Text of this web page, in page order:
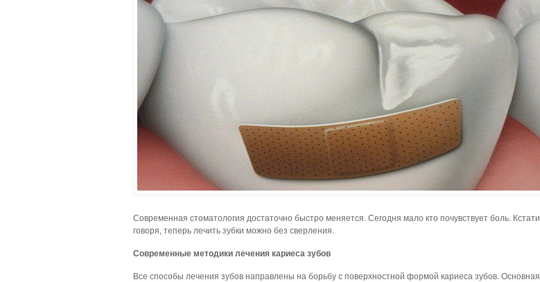
Современная стоматология достаточно быстро меняется. Сегодня мало кто почувствует боль. Кстати
говоря, теперь лечить зубки можно без сверления.
Современные методики лечения кариеса зубов
Все способы лечения зубов направлены на борьбу с поверхностной формой кариеса зубов. Основная